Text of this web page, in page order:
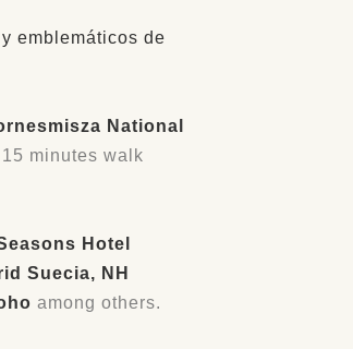
emblemáticos de
National
minutes walk
Hotel
Suecia, NH
among others.